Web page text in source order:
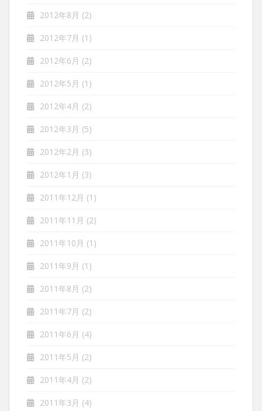
2012年8月 (2)
2012年7月 (1)
2012年6月 (2)
2012年5月 (1)
2012年4月 (2)
2012年3月 (5)
2012年2月 (3)
2012年1月 (3)
2011年12月 (1)
2011年11月 (2)
2011年10月 (1)
2011年9月 (1)
2011年8月 (2)
2011年7月 (2)
2011年6月 (4)
2011年5月 (2)
2011年4月 (2)
2011年3月 (4)